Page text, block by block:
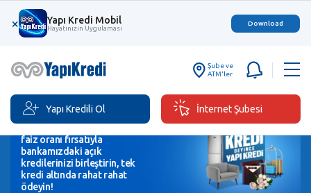
× Yapı Kredi Mobil
Hayatınızın Uygulaması
Download
Şube ve
ATM'ler
Yapı Kredili Ol İnternet Şubesi
Size Özel Kapama Koşullu
Kredi ile %4,49’dan başlayan
faiz oranı fırsatıyla
bankamızdaki açık
kredilerinizi birleştirin, tek
kredi altında rahat rahat
ödeyin!